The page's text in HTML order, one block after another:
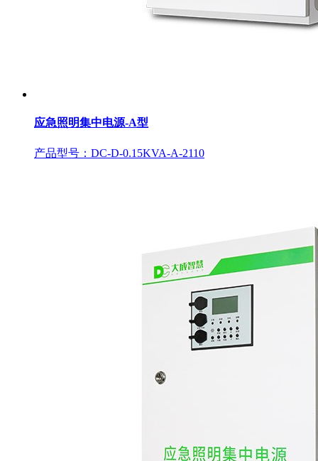
应急照明集中电源-A型
产品型号：DC-D-0.15KVA-A-2110